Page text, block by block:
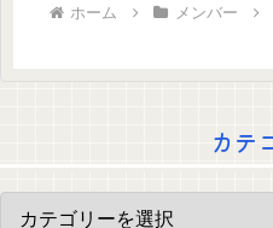
ホーム メンバー
カテ